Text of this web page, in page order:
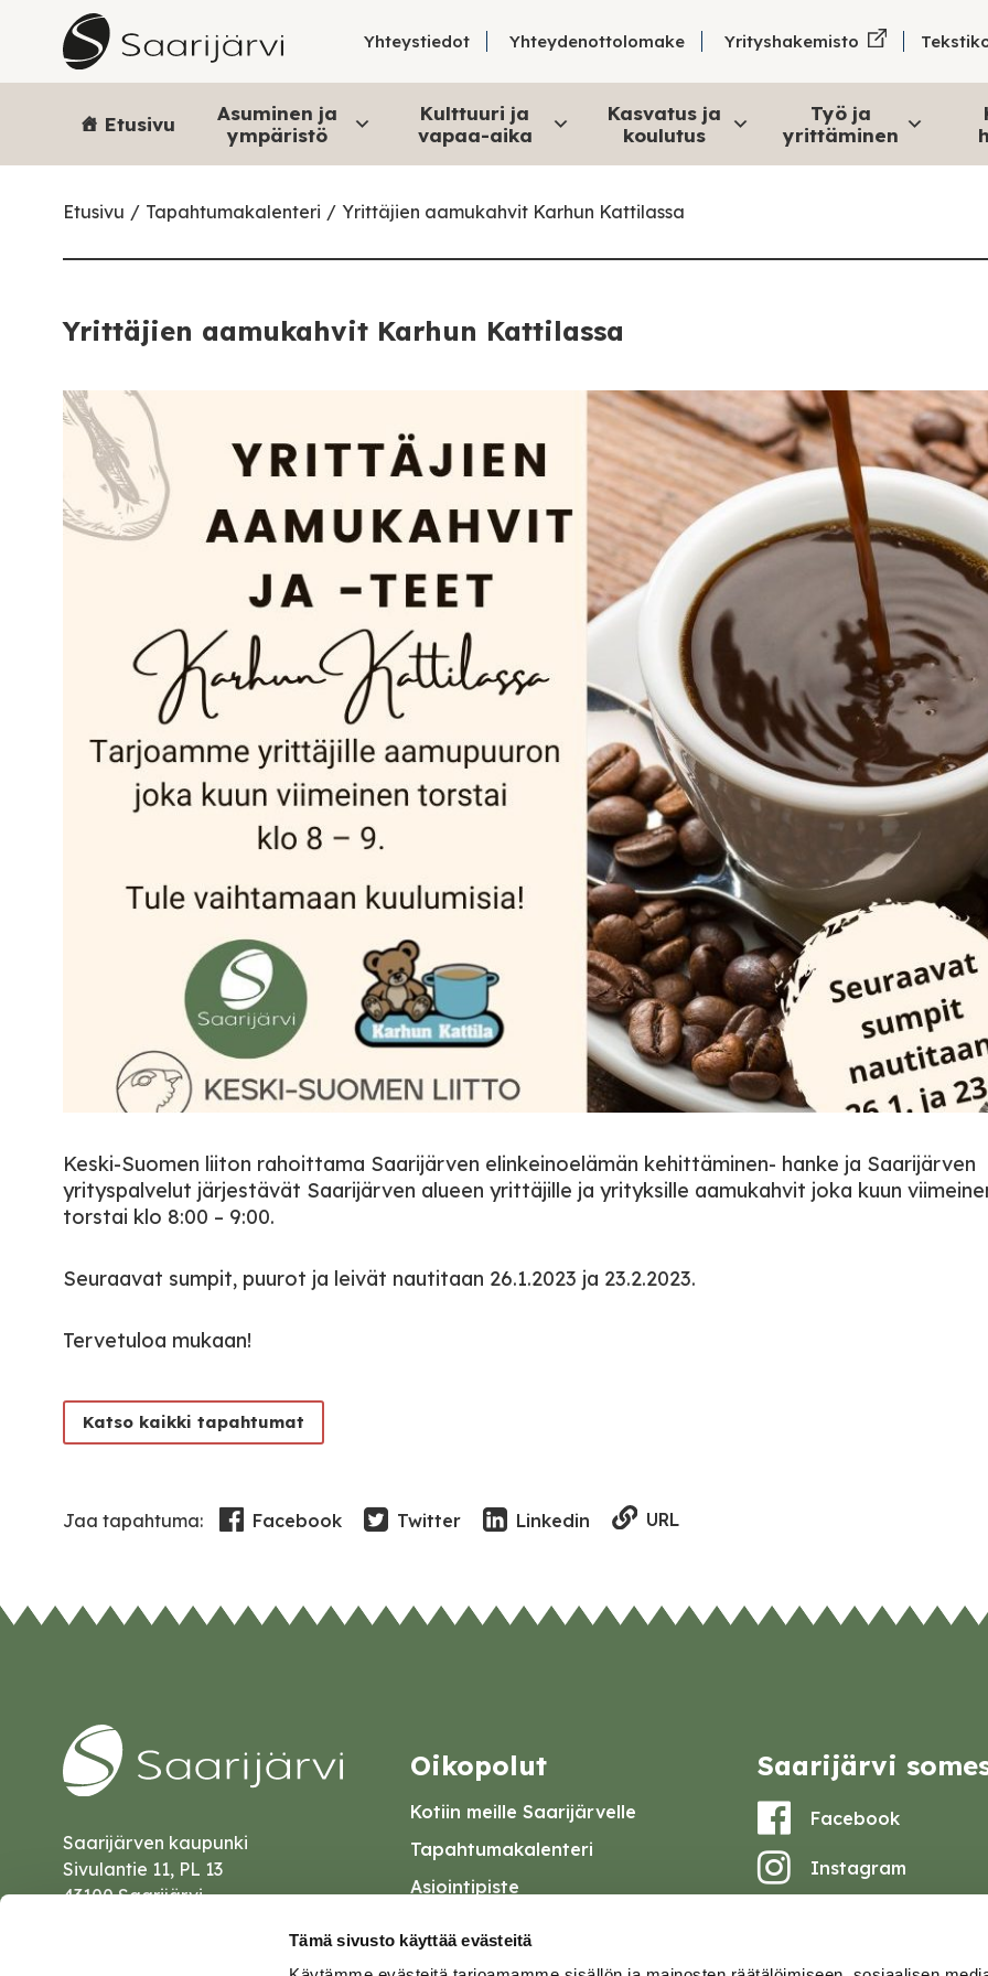
Tämä sivusto käyttää evästeitä
Skip to content
Yhteystiedot Yhteydenottolomake Yrityshakemisto
Etusivu
Asuminen ja
ympäristö
Kulttuuri ja
vapaa-aika
Kasvatus ja
koulutus
Työ ja
yrittäminen
Etusivu Tapahtumakalenteri Yrittäjien aamukahvit Karhun Kattilassa
Yrittäjien aamukahvit Karhun Kattilassa
Keski-Suomen liiton rahoittama Saarijärven elinkeinoelämän kehittäminen- hanke ja Saarijärven
yrityspalvelut järjestävät Saarijärven alueen yrittäjille ja yrityksille aamukahvit joka kuun
torstai klo 8:00 – 9:00.
Seuraavat sumpit, puurot ja leivät nautitaan 26.1.2023 ja 23.2.2023.
Tervetuloa mukaan!
Katso kaikki tapahtumat
Jaa tapahtuma: Facebook Twitter Linkedin URL
Saarijärven kaupunki
Sivulantie 11, PL 13
43100 Saarijärvi
Oikopolut
Kotiin meille Saarijärvelle
Tapahtumakalenteri
Asiointipiste
Saarijärvi
Facebook
Instagram